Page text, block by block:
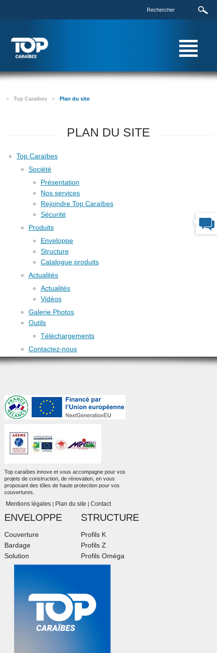
> Top Caraïbes > Plan du site
PLAN DU SITE
Top Caraïbes
Société
Présentation
Nos services
Rejoindre Top Caraïbes
Sécurité
Produits
Enveloppe
Structure
Catalogue produits
Actualités
Actualités
Vidéos
Galerie Photos
Outils
Téléchargements
Contactez-nous
Top caraïbes innove et vous accompagne pour vos
projets de construction, de rénovation, en vous
proposant des tôles de haute protection pour vos
couvertures.
Mentions légales| Plan du site | Contact
ENVELOPPE
Couverture
Bardage
Solution
STRUCTURE
Profils K
Profils Z
Profils Oméga